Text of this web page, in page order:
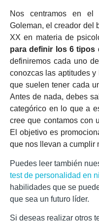
Nos centramos en el
Goleman, el creador del
XX en materia de
para definir los 6 tipos
definiremos cada uno
conozcas las aptitudes
que suelen tener cada
Antes de nada, debes
categórico en lo que a
cree que contamos con
El objetivo es
que nos llevan a cumplir
Puedes leer también
test de personalidad en
habilidades que se
que sea un futuro líder.
Si deseas realizar otros